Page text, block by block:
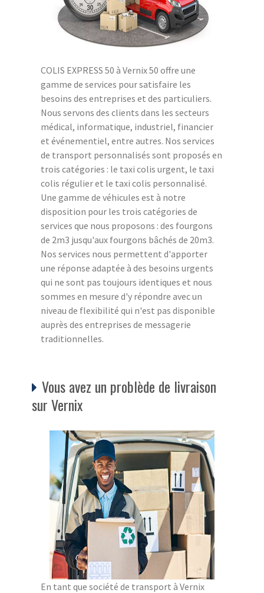
COLIS EXPRESS 50 à Vernix 50 offre une
gamme de services pour satisfaire les
besoins des entreprises et des particuliers.
Nous servons des clients dans les secteurs
médical, informatique, industriel, financier
et événementiel, entre autres. Nos services
de transport personnalisés sont proposés en
trois catégories : le taxi colis urgent, le taxi
colis régulier et le taxi colis personnalisé.
Une gamme de véhicules est à notre
disposition pour les trois catégories de
services que nous proposons : des fourgons
de 2m3 jusqu'aux fourgons bâchés de 20m3.
Nos services nous permettent d'apporter
une réponse adaptée à des besoins urgents
qui ne sont pas toujours identiques et nous
sommes en mesure d'y répondre avec un
niveau de flexibilité qui n'est pas disponible
auprès des entreprises de messagerie
traditionnelles.
Vous avez un problède de livraison
sur Vernix
En tant que société de transport à Vernix